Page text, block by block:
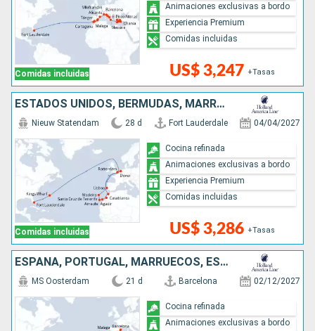
Comidas incluidas US$ 3,247 +Tasas
Animaciones exclusivas a bordo
Experiencia Premium
Comidas incluidas
ESTADOS UNIDOS, BERMUDAS, MARRUECOS, PORTUGAL, REINO UNIDO, PAISES BAJOS
Comidas incluidas
Nieuw Statendam 28 d Fort Lauderdale 04/04/2027
US$ 3,286 +Tasas
Cocina refinada
Animaciones exclusivas a bordo
Experiencia Premium
Comidas incluidas
ESPAÑA, PORTUGAL, MARRUECOS, ESTADOS UNIDOS
MS Oosterdam 21 d Barcelona 02/12/2027
Cocina refinada
Animaciones exclusivas a bordo